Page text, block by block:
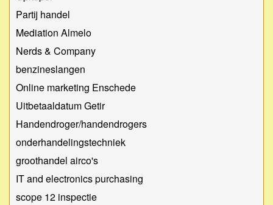
Partij handel
Mediation Almelo
Nerds & Company
benzineslangen
Online marketing Enschede
Uitbetaaldatum Getir
Handendroger/handendrogers
onderhandelingstechniek
groothandel airco's
IT and electronics purchasing
scope 12 inspectie